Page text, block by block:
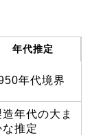
年代推定
年代境界
造年代の大ま
な推定